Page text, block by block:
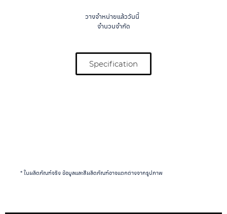
วางจำหน่ายแล้ววันนี้
จำนวนจำกัด
Specification
* ในผลิตภัณฑ์จริง ข้อมูลและสีผลิตภัณฑ์อาจแตกต่างจากรูปภาพ